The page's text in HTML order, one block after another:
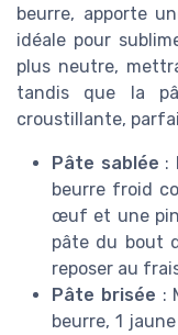
beurre, apporte
idéale pour
plus neutre,
tandis que la
croustillante,
Pâte sablée :
beurre froid
œuf et une
pâte du bout
reposer au
Pâte brisée :
beurre, 1